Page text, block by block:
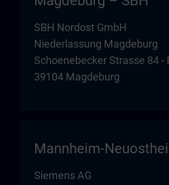
SBH Nordost GmbH
Niederlassung Magdeburg
Schoenebecker Strasse 84 -
39104 Magdeburg
Mannheim-
Siemens AG